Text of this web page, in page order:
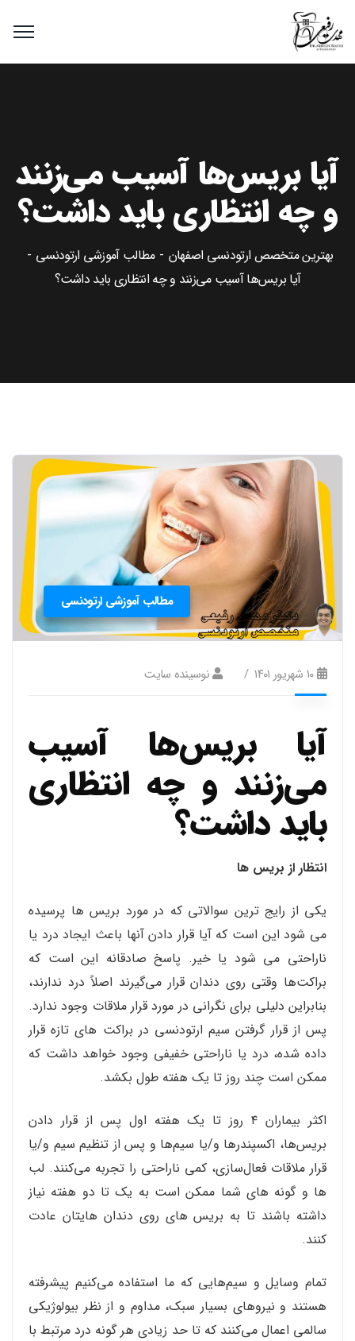
آیا بریس‌ها آسیب می‌زنند
و چه انتظاری باید داشت؟
بهترین متخصص ارتودنسی اصفهان
مطالب آموزشی ارتودنسی
آیا بریس‌ها آسیب می‌زنند و چه انتظاری باید داشت؟
مطالب آموزشی ارتودنسی
۱۰ شهریور ۱۴۰۱ نوسینده سایت
آیا بریس‌ها آسیب
می‌زنند و چه انتظاری
باید داشت؟
انتظار از بریس ها
یکی از رایج ترین سوالاتی که در مورد بریس ها پرسیده
می شود این است که آیا قرار دادن آنها باعث ایجاد درد یا
ناراحتی می شود یا خیر. پاسخ صادقانه این است که
براکت‌ها وقتی روی دندان قرار می‌گیرند اصلاً درد ندارند،
بنابراین دلیلی برای نگرانی در مورد قرار ملاقات وجود ندارد.
پس از قرار گرفتن سیم ارتودنسی در براکت های تازه قرار
داده شده، درد یا ناراحتی خفیفی وجود خواهد داشت که
ممکن است چند روز تا یک هفته طول بکشد.
اکثر بیماران ۴ روز تا یک هفته اول پس از قرار دادن
بریس‌ها، اکسپندرها و/یا سیم‌ها و پس از تنظیم سیم و/یا
قرار ملاقات فعال‌سازی، کمی ناراحتی را تجربه می‌کنند. لب
ها و گونه های شما ممکن است به یک تا دو هفته نیاز
داشته باشند تا به بریس های روی دندان هایتان عادت
کنند.
تمام وسایل و سیم‌هایی که ما استفاده می‌کنیم پیشرفته
هستند و نیروهای بسیار سبک، مداوم و از نظر بیولوژیکی
سالمی اعمال می‌کنند که تا حد زیادی هر گونه درد مرتبط با